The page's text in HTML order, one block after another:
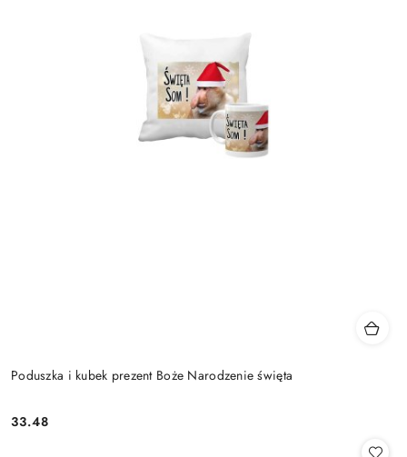
Poduszka i kubek prezent Boże Narodzenie święta
Cena:
33.48